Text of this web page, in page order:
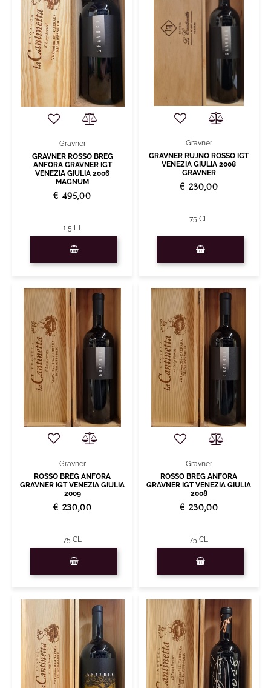
Gravner
GRAVNER ROSSO BREG
ANFORA GRAVNER IGT
VENEZIA GIULIA 2006
MAGNUM
€ 495,00
1,5 LT
Gravner
GRAVNER RUJNO ROSSO IGT
VENEZIA GIULIA 2008
GRAVNER
€ 230,00
75 CL
Gravner
ROSSO BREG ANFORA
GRAVNER IGT VENEZIA GIULIA
2009
€ 230,00
75 CL
Gravner
ROSSO BREG ANFORA
GRAVNER IGT VENEZIA GIULIA
2008
€ 230,00
75 CL